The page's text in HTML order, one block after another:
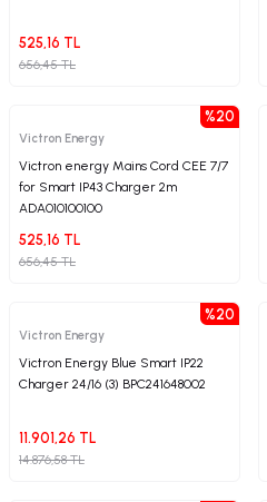
525,16 TL
656,45 TL
%20
Victron Energy
Victron energy Mains Cord CEE 7/7
for Smart IP43 Charger 2m
ADA010100100
525,16 TL
656,45 TL
%20
Victron Energy
Victron Energy Blue Smart IP22
Charger 24/16 (3) BPC241648002
11.901,26 TL
14.876,58 TL